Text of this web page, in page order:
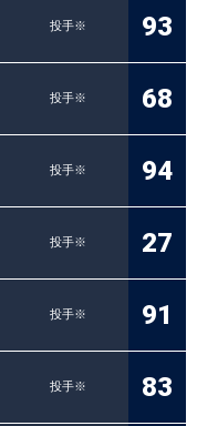
投手※
93
投手※
68
投手※
94
投手※
27
投手※
91
投手※
83